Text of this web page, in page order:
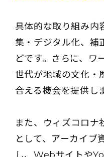
具体的な取り組み内
集・デジタル化、補
どです。さらに、ワ
世代が地域の文化・
合える機会を提供し
また、ウィズコロナ
として、アーカイブ
し、Webサイトや